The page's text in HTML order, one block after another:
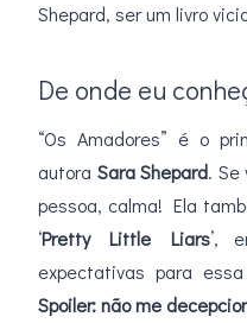
Shepard, ser um livro
De onde eu
“Os Amadores” é o
autora Sara Shepard. Se
pessoa, calma! Ela
‘Pretty Little Liars’,
expectativas para
Spoiler: não me